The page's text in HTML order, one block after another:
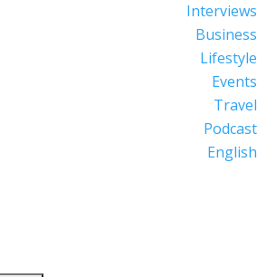
Interviews
Business
Lifestyle
Events
Travel
Podcast
English